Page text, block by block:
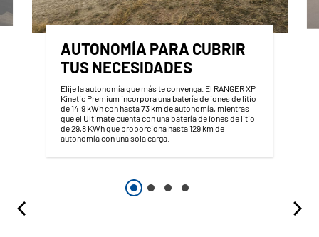
AUTONOMÍA PARA CUBRIR
TUS NECESIDADES
Elije la autonomía que más te convenga. El RANGER XP
Kinetic Premium incorpora una batería de iones de litio
de 14,9 kWh con hasta 73 km de autonomía, mientras
que el Ultimate cuenta con una batería de iones de litio
de 29,8 KWh que proporciona hasta 129 km de
autonomía con una sola carga.